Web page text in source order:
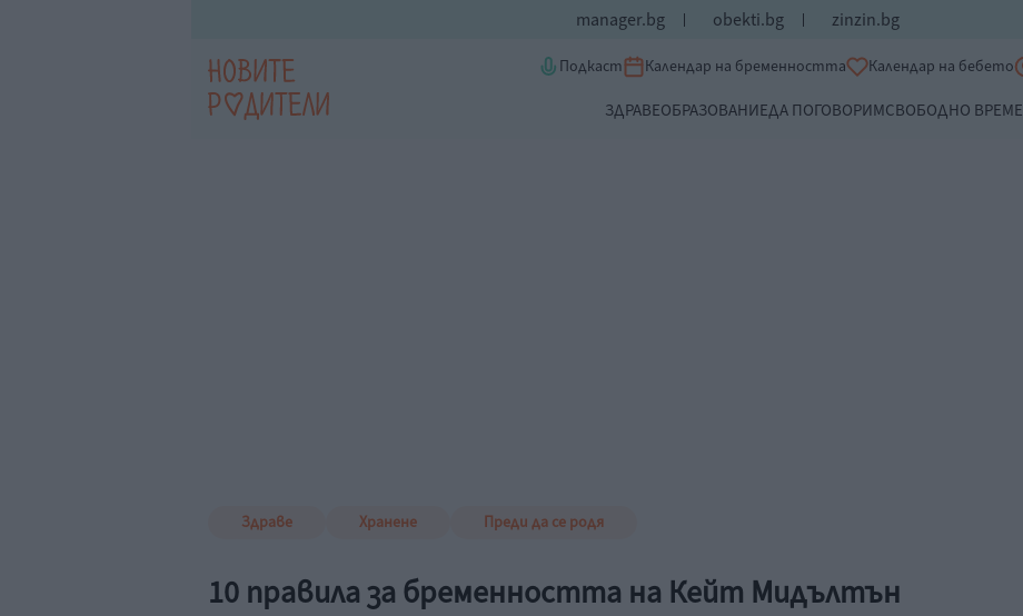
manager.bg obekti.bg zinzin.bg
Подкаст Календар на бременността Календар на бебето
ЗДРАВЕОБРАЗОВАНИЕДА ПОГОВОРИМСВОБОДНО ВРЕМЕ
Здраве Хранене Преди да се родя
10 правила за бременността на Кейт Мидълтън